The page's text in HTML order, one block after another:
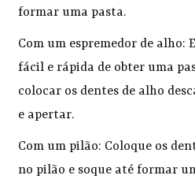
formar uma pasta.
Com um espremedor de alho:
fácil e rápida de obter uma
colocar os dentes de alho
e apertar.
Com um pilão: Coloque os
no pilão e soque até formar